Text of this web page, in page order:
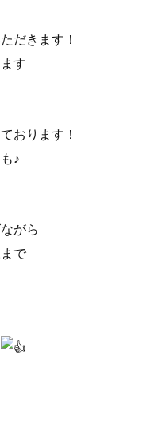
だきます！
す
おります！
♪
がら
で